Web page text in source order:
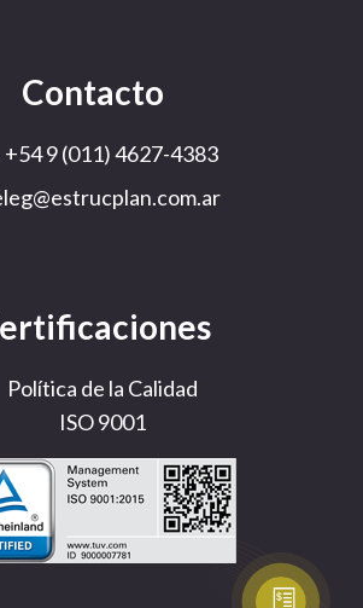
Contacto
+54 9 (011) 4627-4383
Política de la Calidad
ISO 9001